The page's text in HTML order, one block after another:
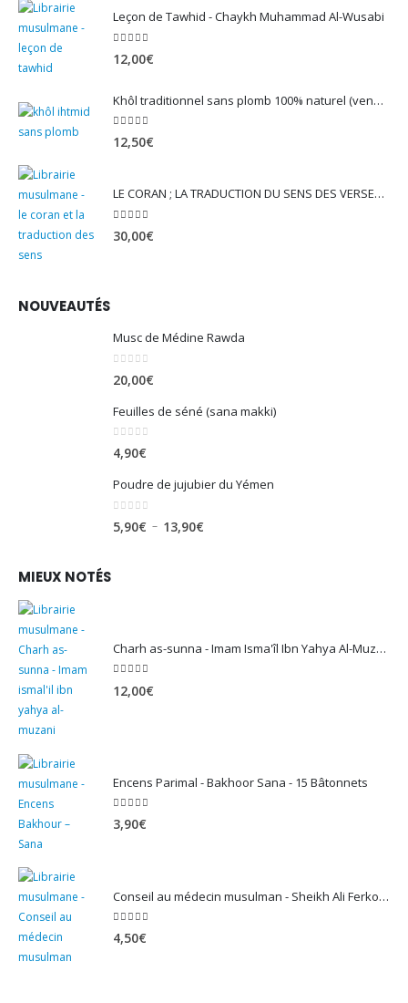
Leçon de Tawhid - Chaykh Muhammad Al-Wusabi
12,00€
Khôl traditionnel sans plomb 100% naturel (vendu avec son mirwed)
4.82sur 5
12,50€
LE CORAN ; LA TRADUCTION DU SENS DES VERSET - EDITION TAWBAH
30,00€
NOUVEAUTÉS
Musc de Médine Rawda
20,00€
Feuilles de séné (sana makki)
0 sur 5
4,90€
Poudre de jujubier du Yémen
5,90€ – 13,90€
MIEUX NOTÉS
Charh as-sunna - Imam Isma'îl Ibn Yahya Al-Muzanî
12,00€
Encens Parimal - Bakhoor Sana - 15 Bâtonnets
5.00sur 5
3,90€
Conseil au médecin musulman - Sheikh Ali Ferkous
5.00sur 5
4,50€